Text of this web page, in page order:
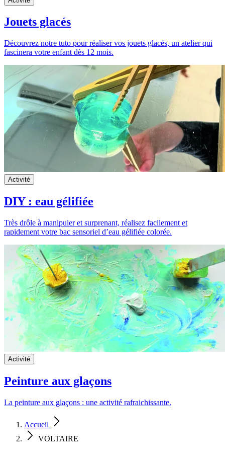
Jouets glacés
Découvrez notre tuto pour réaliser vos jouets glacés, un atelier qui
fascinera votre enfant dès 12 mois.
Activité
DIY : eau gélifiée
Très drôle à manipuler et surprenant, réalisez facilement et
rapidement votre bac sensoriel d’eau gélifiée colorée.
Activité
Peinture aux glaçons
La peinture aux glaçons : une activité rafraichissante.
Accueil
VOLTAIRE